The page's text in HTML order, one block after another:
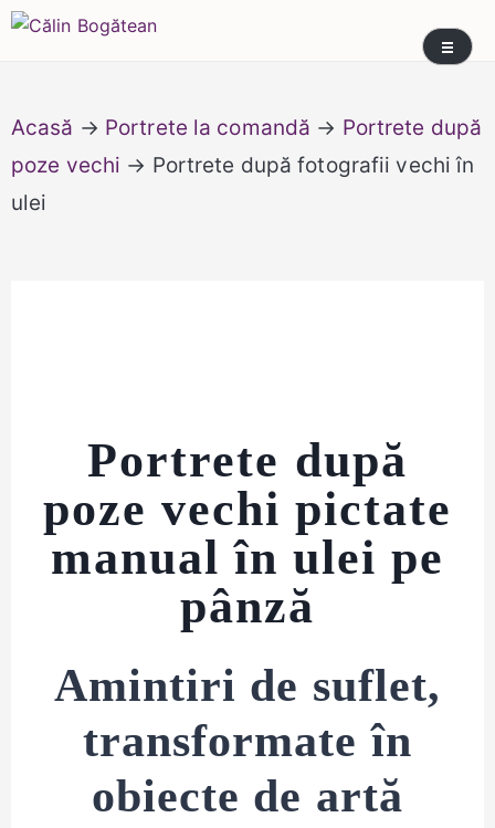
Skip
Călin Bogătean
Picturi originale, icoane contemporane pe lemn
și sticlă, portrete și restaurare artă – Călin
Acasă → Portrete la comandă → Portrete după
poze vechi → Portrete după fotografii vechi în
ulei
Portrete după
poze vechi pictate
manual în ulei pe
pânză
Amintiri de suflet,
transformate în
obiecte de artă